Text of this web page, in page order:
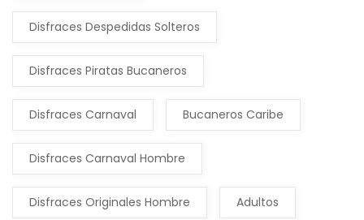
Disfraces Despedidas Solteros
Disfraces Piratas Bucaneros
Disfraces Carnaval Bucaneros Caribe
Disfraces Carnaval Hombre
Disfraces Originales Hombre Adultos